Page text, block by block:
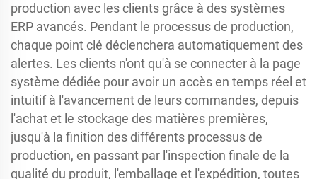
production avec les clients grâce à des systèmes
ERP avancés. Pendant le processus de production,
chaque point clé déclenchera automatiquement des
alertes. Les clients n'ont qu'à se connecter à la page
système dédiée pour avoir un accès en temps réel et
intuitif à l'avancement de leurs commandes, depuis
l'achat et le stockage des matières premières,
jusqu'à la finition des différents processus de
production, en passant par l'inspection finale de la
qualité du produit, l'emballage et l'expédition, toutes